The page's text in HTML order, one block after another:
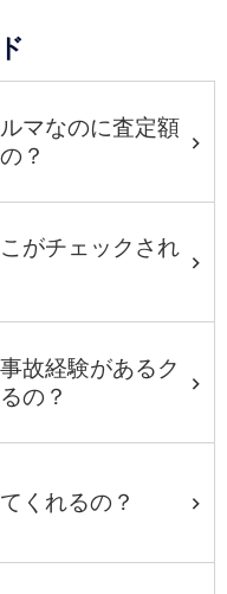
マなのに査定額
？
がチェックされ
故経験があるク
の？
くれるの？